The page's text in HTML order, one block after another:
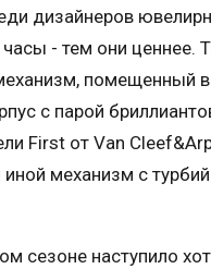
дизайнеров
- тем они ценнее.
помещенный
с парой
First от Van
механизм с
сезоне наступило